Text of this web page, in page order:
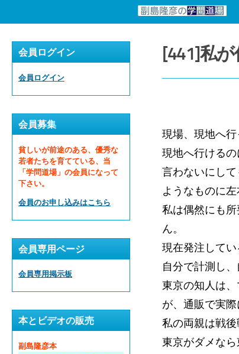
[441]私
現場、現地へ
現地へ行ける
言わないにし
ようなものに
私は偶然にも
ん。
現在発注して
自分で計測し
東京の知人は
が、通販で実
私の両親は戦
東京がダメな
会員ログイン
会員ログイン
会員募集
貧しいが前途のある、優秀な
若者たちを育てている、当
「学問道場」の会員になって
下さい。
会員のお申し込みはこちら
会員専用ページ
会員専用掲示板
本とビデオの販売
副島隆彦本